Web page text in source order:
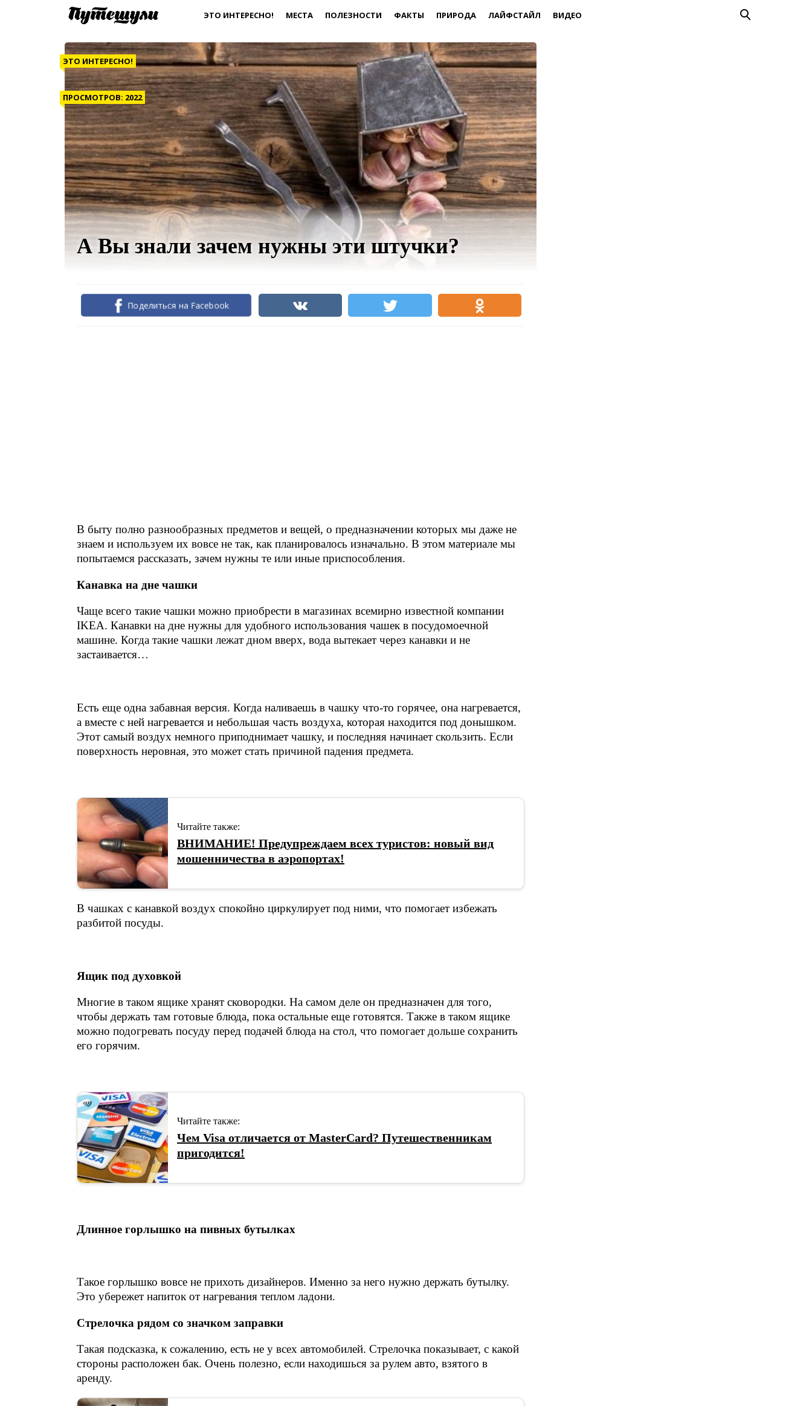
ЭТО ИНТЕРЕСНО! МЕСТА ПОЛЕЗНОСТИ ФАКТЫ ПРИРОДА ЛАЙФСТАЙЛ ВИДЕО
ЭТО ИНТЕРЕСНО!
ПРОСМОТРОВ: 2022
А Вы знали зачем нужны эти штучки?
Поделиться на Facebook
В быту полно разнообразных предметов и вещей, о предназначении которых мы даже не
знаем и используем их вовсе не так, как планировалось изначально. В этом материале мы
попытаемся рассказать, зачем нужны те или иные приспособления.
Канавка на дне чашки
Чаще всего такие чашки можно приобрести в магазинах всемирно известной компании
IKEA. Канавки на дне нужны для удобного использования чашек в посудомоечной
машине. Когда такие чашки лежат дном вверх, вода вытекает через канавки и не
застаивается…
Есть еще одна забавная версия. Когда наливаешь в чашку что-то горячее, она нагревается,
а вместе с ней нагревается и небольшая часть воздуха, которая находится под донышком.
Этот самый воздух немного приподнимает чашку, и последняя начинает скользить. Если
поверхность неровная, это может стать причиной падения предмета.
Читайте также:
ВНИМАНИЕ! Предупреждаем всех туристов: новый вид
мошенничества в аэропортах!
В чашках с канавкой воздух спокойно циркулирует под ними, что помогает избежать
разбитой посуды.
Ящик под духовкой
Многие в таком ящике хранят сковородки. На самом деле он предназначен для того,
чтобы держать там готовые блюда, пока остальные еще готовятся. Также в таком ящике
можно подогревать посуду перед подачей блюда на стол, что помогает дольше сохранить
его горячим.
Читайте также:
Чем Visa отличается от MasterCard? Путешественникам
пригодится!
Длинное горлышко на пивных бутылках
Такое горлышко вовсе не прихоть дизайнеров. Именно за него нужно держать бутылку.
Это убережет напиток от нагревания теплом ладони.
Стрелочка рядом со значком заправки
Такая подсказка, к сожалению, есть не у всех автомобилей. Стрелочка показывает, с какой
стороны расположен бак. Очень полезно, если находишься за рулем авто, взятого в
аренду.